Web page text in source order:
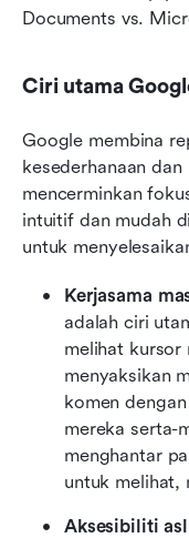
Documents vs.
Ciri utama
Google membina
kesederhanaan
mencerminkan
intuitif dan mudah
untuk
Kerjasama
adalah ciri
melihat kursor
menyaksikan
komen
mereka serta-
menghantar
untuk melihat,
Aksesibiliti